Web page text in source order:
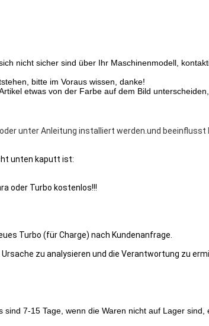
nicht sicher sind über Ihr Maschinenmodell,
bitte im Voraus wissen, danke!
etwas von der Farbe auf dem Bild
unter Anleitung installiert werden.und
unten kaputt ist:
oder Turbo kostenlos!!!
Turbo (für Charge) nach Kundenanfrage.
zu analysieren und die Verantwortung zu
7-15 Tage, wenn die Waren nicht auf Lager